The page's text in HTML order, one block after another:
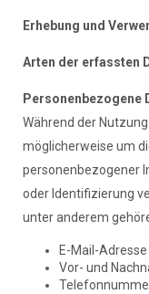
Erhebung und
Arten der erfassten
Personenbezogene
Während der
möglicherweise um
personenbezogener
oder Identifizierung
unter anderem
E-Mail-Adresse
Vor- und